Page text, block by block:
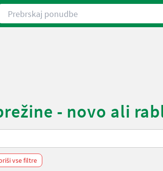
Prebrskaj ponudbe
- novo ali
vse filtre